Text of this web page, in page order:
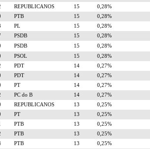
REPUBLICANOS 15
0,28%
PTB 15
0,28%
PL 15
0,28%
PSDB 15
0,28%
PSDB 15
0,28%
PSOL 15
0,28%
PDT 14
0,27%
PDT 14
0,27%
PT 14
0,27%
PC do B 14
0,27%
REPUBLICANOS 13
0,25%
PT 13
0,25%
PTB 13
0,25%
PTB 13
0,25%
PTB 13
0,25%